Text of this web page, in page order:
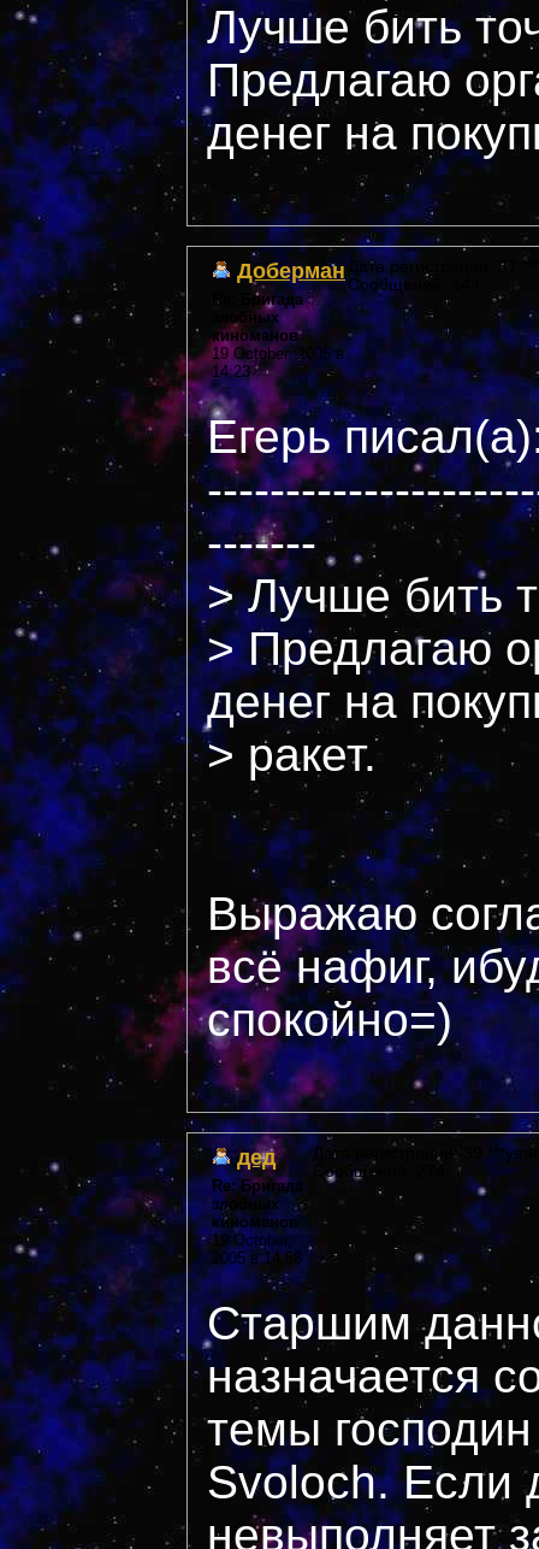
Лучше бить
Предлагаю
денег на
Доберман
Re: Бригада
злобных
киноманов
19 October, 2005 в
14:23
Дата регистрации: 37
Сообщений: 144
Егерь
-------
> Лучше бить
> Предлагаю
денег на
> ракет.
Выражаю
всё нафиг,
спокойно=)
дед
Re: Бригада
злобных
киноманов
19 October,
2005 в 14:58
Дата регистрации: 39
Сообщений: 274
Старшим
назначается
темы
Svoloch. Если
невыполняет